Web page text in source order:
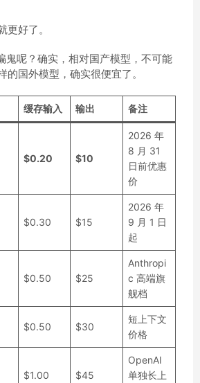
更好了。
鬼呢？确实，相对国产模型，不可能
的国外模型，确实很便宜了。
缓存输入 输出 备注
$0.20 $10
2026 年
8 月 31
日前优惠
价
$0.30 $15
2026 年
9 月 1 日
起
$0.50 $25
Anthropi
c 高端旗
舰档
$0.50 $30
短上下文
价格
$1.00 $45
OpenAI
单独长上